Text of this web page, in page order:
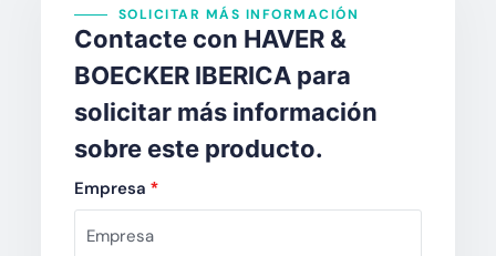
SOLICITAR MÁS INFORMACIÓN
Contacte con HAVER &
BOECKER IBERICA para
solicitar más información
sobre este producto.
Empresa *